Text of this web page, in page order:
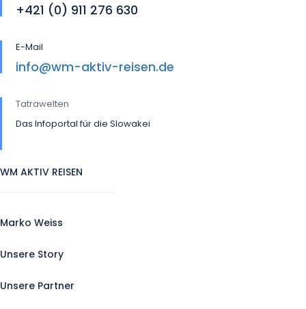
+421 (0) 911 276 630
E-Mail
info@wm-aktiv-reisen.de
Tatrawelten
Das Infoportal für die Slowakei
WM AKTIV REISEN
Marko Weiss
Unsere Story
Unsere Partner